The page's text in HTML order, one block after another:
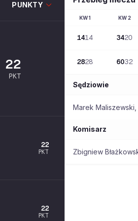
PUNKTY
22
PKT
22
PKT
22
PKT
KW1 KW 2
1414 3420
2828 6032
Sędziowie
Marek Maliszewski
Komisarz
Zbigniew